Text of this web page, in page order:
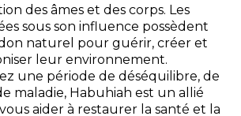
des âmes et des corps. Les
sous son influence possèdent
naturel pour guérir, créer et
leur environnement.
une période de déséquilibre, de
maladie, Habuhiah est un allié
aider à restaurer la santé et la